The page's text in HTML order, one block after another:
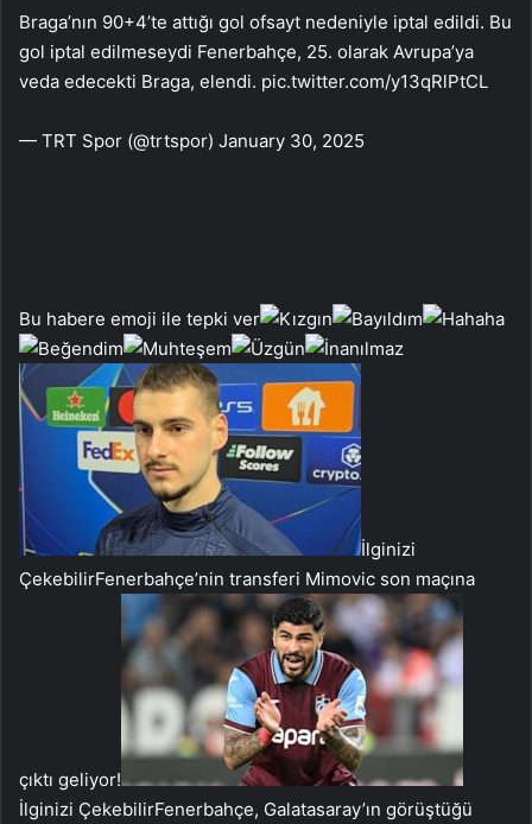
Braga’nın 90+4’te attığı gol ofsayt nedeniyle iptal edildi. Bu
gol iptal edilmeseydi Fenerbahçe, 25. olarak Avrupa’ya
veda edecekti Braga, elendi. pic.twitter.com/y13qRlPtCL
— TRT Spor (@trtspor) January 30, 2025
Bu habere emoji ile tepki ver
İlginizi
ÇekebilirFenerbahçe’nin transferi Mimovic son maçına
çıktı geliyor!
İlginizi ÇekebilirFenerbahçe, Galatasaray’ın görüştüğü